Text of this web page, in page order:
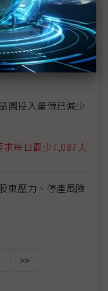
自出面調解
開總罷工
爐、年增25%創
圓投入量傳已減少
每日最少7,087人
東壓力、停產風險
>>